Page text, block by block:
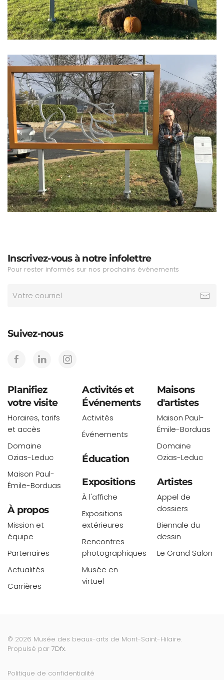
Inscrivez-vous à notre infolettre
Pour rester informés sur nos prochains événements
Suivez-nous
Planifiez
votre visite
Horaires, tarifs
et accès
Domaine
Ozias-Leduc
Maison Paul-
Émile-Borduas
À propos
Mission et
équipe
Partenaires
Actualités
Carrières
Activités et
Événements
Activités
Événements
Éducation
Expositions
À l'affiche
Expositions
extérieures
Rencontres
photographiques
Musée en
virtuel
Maisons
d'artistes
Maison Paul-
Émile-Borduas
Domaine
Ozias-Leduc
Artistes
Appel de
dossiers
Biennale du
dessin
Le Grand Salon
© 2026 Musée des beaux-arts de Mont-Saint-Hilaire.
Propulsé par 7Dfx.
Politique de confidentialité